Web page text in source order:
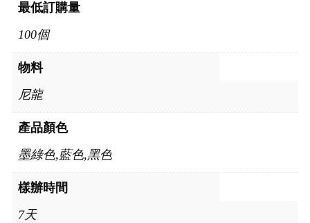
最低訂購量
100個
物料
尼龍
產品顏色
墨綠色,藍色,黑色
樣辦時間
7天